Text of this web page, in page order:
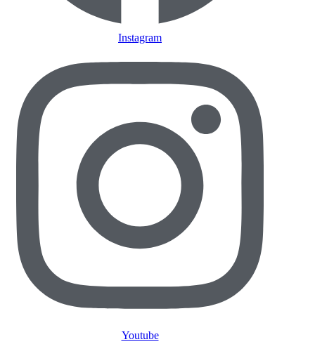
Instagram
Youtube